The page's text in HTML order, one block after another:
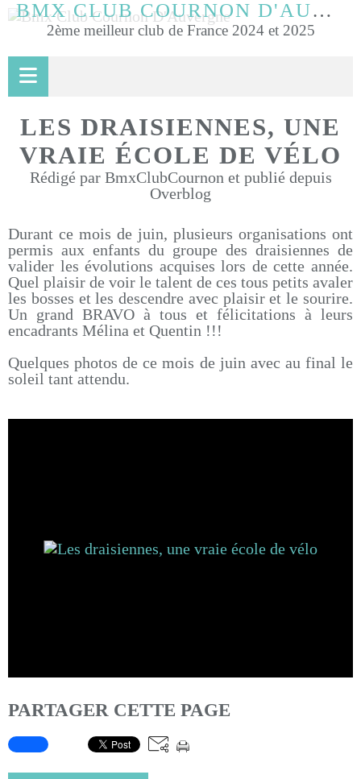
BMX CLUB COURNON D'AUVERGNE
2ème meilleur club de France 2024 et 2025
LES DRAISIENNES, UNE
VRAIE ÉCOLE DE VÉLO
Rédigé par BmxClubCournon et publié depuis
Overblog
Durant ce mois de juin, plusieurs organisations ont
permis aux enfants du groupe des draisiennes de
valider les évolutions acquises lors de cette année.
Quel plaisir de voir le talent de ces tous petits avaler
les bosses et les descendre avec plaisir et le sourire.
Un grand BRAVO à tous et félicitations à leurs
encadrants Mélina et Quentin !!!
Quelques photos de ce mois de juin avec au final le
soleil tant attendu.
PARTAGER CETTE PAGE